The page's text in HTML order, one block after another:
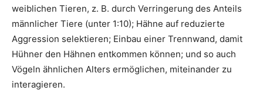
weiblichen Tieren, z. B. durch Verringerung des Anteils
männlicher Tiere (unter 1:10); Hähne auf reduzierte
Aggression selektieren; Einbau einer Trennwand, damit
Hühner den Hähnen entkommen können; und so auch
Vögeln ähnlichen Alters ermöglichen, miteinander zu
interagieren.